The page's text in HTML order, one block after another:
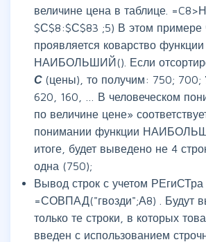
величине цена в таблице.
$С$8:$С$83 ;5) В этом примере
проявляется коварство функции
НАИБОЛЬШИЙ(). Если
С (цены), то получим: 750; 700;
620, 160, … В человеческом
по величине цене»
понимании функции
итоге, будет выведено не 4
одна (750);
Вывод строк с учетом РЕгиСТра
=СОВПАД("гвозди";А8) . Будут
только те строки, в которых
введен с использованием